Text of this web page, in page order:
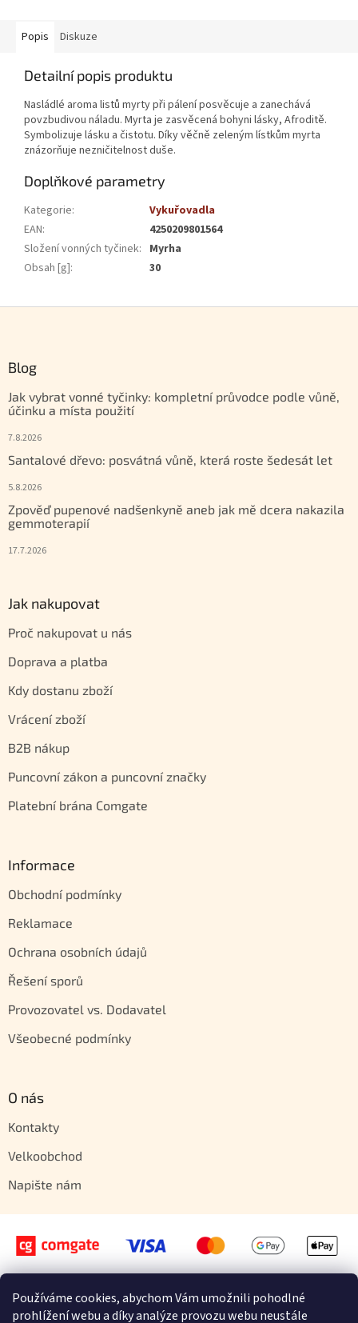
Používáme cookies, abychom Vám umožnili pohodlné
prohlížení webu a díky analýze provozu webu neustále
Popis Diskuze
Detailní popis produktu
Nasládlé aroma listů myrty při pálení posvěcuje a zanechává
povzbudivou náladu. Myrta je zasvěcená bohyni lásky, Afroditě.
Symbolizuje lásku a čistotu. Díky věčně zeleným lístkům myrta
znázorňuje nezničitelnost duše.
Doplňkové parametry
Kategorie:
Vykuřovadla
EAN:
4250209801564
Složení vonných tyčinek: Myrha
Obsah [g]: 30
Blog
Jak vybrat vonné tyčinky: kompletní průvodce podle vůně,
účinku a místa použití
7.8.2026
Santalové dřevo: posvátná vůně, která roste šedesát let
5.8.2026
Zpověď pupenové nadšenkyně aneb jak mě dcera nakazila
gemmoterapií
17.7.2026
Jak nakupovat
Proč nakupovat u nás
Doprava a platba
Kdy dostanu zboží
Vrácení zboží
B2B nákup
Puncovní zákon a puncovní značky
Platební brána Comgate
Informace
Obchodní podmínky
Reklamace
Ochrana osobních údajů
Řešení sporů
Provozovatel vs. Dodavatel
Všeobecné podmínky
O nás
Kontakty
Velkoobchod
Napište nám
Vytvořil Shoptet